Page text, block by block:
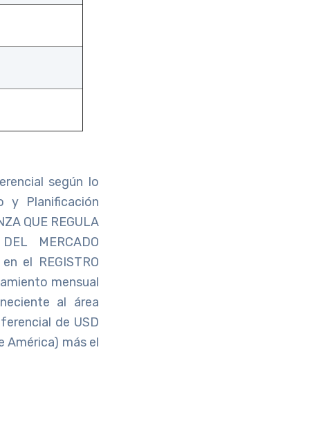
según lo
y Planificación
QUE REGULA
MERCADO
el REGISTRO
mensual
al área
de USD
América) más el